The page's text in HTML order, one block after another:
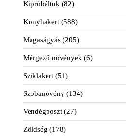
Kipróbáltuk (82)
Konyhakert (588)
Magaságyás (205)
Mérgező növények (6)
Sziklakert (51)
Szobanövény (134)
Vendégposzt (27)
Zöldség (178)